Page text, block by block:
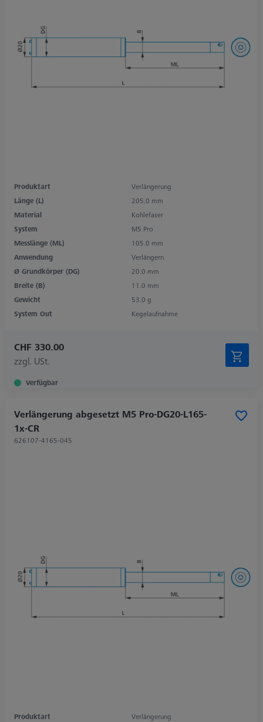
Produktart
Verlängerung
Länge (L)
205.0 mm
Material
Kohlefaser
System
M5 Pro
Messlänge (ML)
105.0 mm
Anwendung
Verlängern
Ø Grundkörper (DG)
20.0 mm
Breite (B)
11.0 mm
Gewicht
53.0 g
System Out
Kegelaufnahme
CHF 330.00
zzgl. USt.
Verfügbar
Verlängerung abgesetzt M5 Pro-DG20-L165-
1x-CR
626107-4165-045
Produktart
Verlängerung